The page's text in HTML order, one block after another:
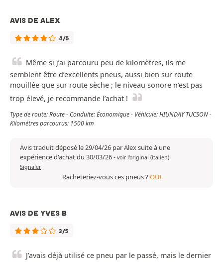
AVIS DE ALEX
4/5
Même si j’ai parcouru peu de kilomètres, ils me
semblent être d’excellents pneus, aussi bien sur route
mouillée que sur route sèche ; le niveau sonore n’est pas
trop élevé, je recommande l’achat !
Type de route: Route - Conduite: Économique - Véhicule: HIUNDAY TUCSON -
Kilomètres parcourus: 1500 km
Avis traduit déposé le 29/04/26 par Alex suite à une
expérience d'achat du 30/03/26- voir l'original (italien)
Signaler
Racheteriez-vous ces pneus ?OUI
AVIS DE YVES B
3/5
J’avais déjà utilisé ce pneu par le passé, mais le dernier